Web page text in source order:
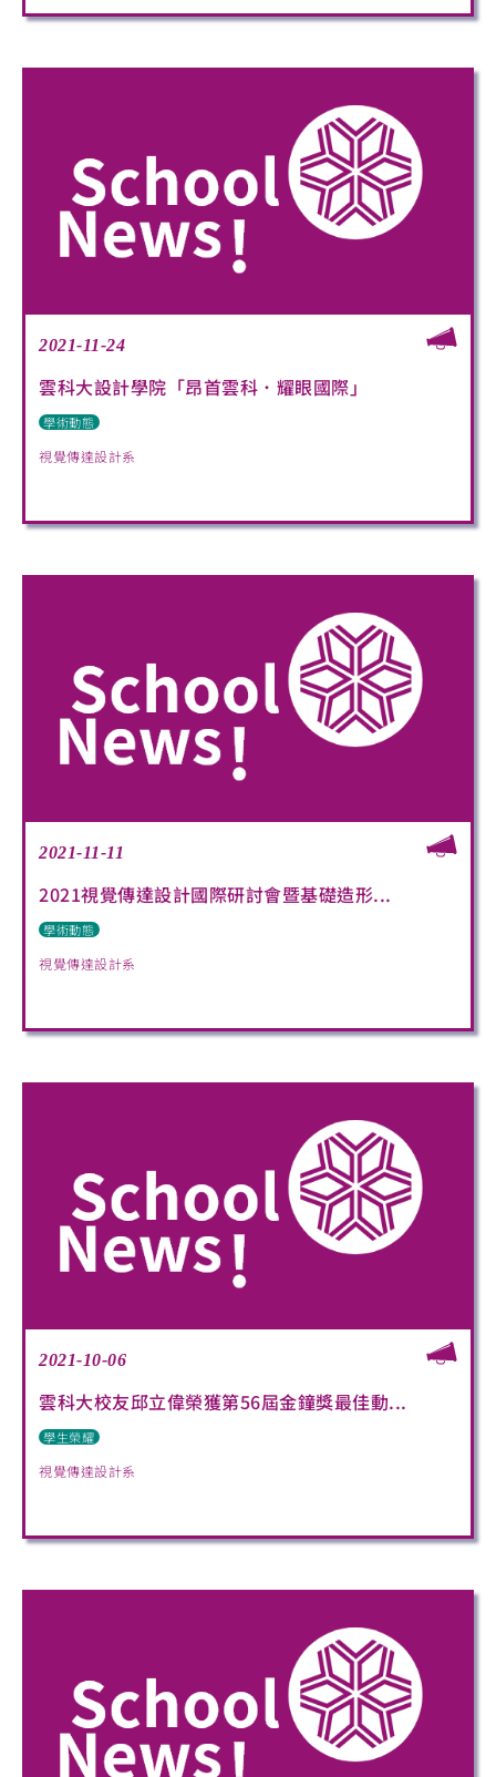
2021-11-24
雲科大設計學院「昂首雲科．耀眼國際」
學術動態
視覺傳達設計系
2021-11-11
2021視覺傳達設計國際研討會暨基礎造形...
學術動態
視覺傳達設計系
2021-10-06
雲科大校友邱立偉榮獲第56屆金鐘獎最佳動...
學生榮耀
視覺傳達設計系